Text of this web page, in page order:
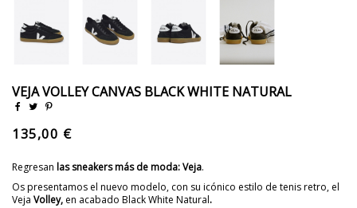
VEJA VOLLEY CANVAS BLACK WHITE NATURAL
135,00 €
Regresan las sneakers más de moda: Veja.
Os presentamos el nuevo modelo, con su icónico estilo de tenis retro, el
Veja Volley, en acabado Black White Natural.